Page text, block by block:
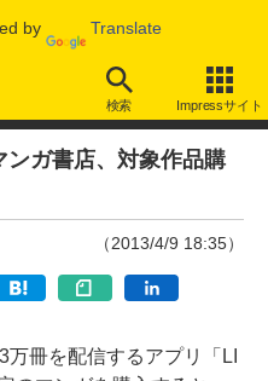
by Translate
検索 Impressサイト
ガ書店、対象作品購
（2013/4/9 18:35）
冊を配信するアプリ「LI